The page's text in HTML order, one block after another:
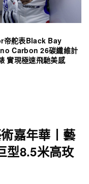
帝舵表Black Bay
Carbon 26碳纖維計
實現極速飛馳美感
嘉年華丨藝
型8.5米高玫